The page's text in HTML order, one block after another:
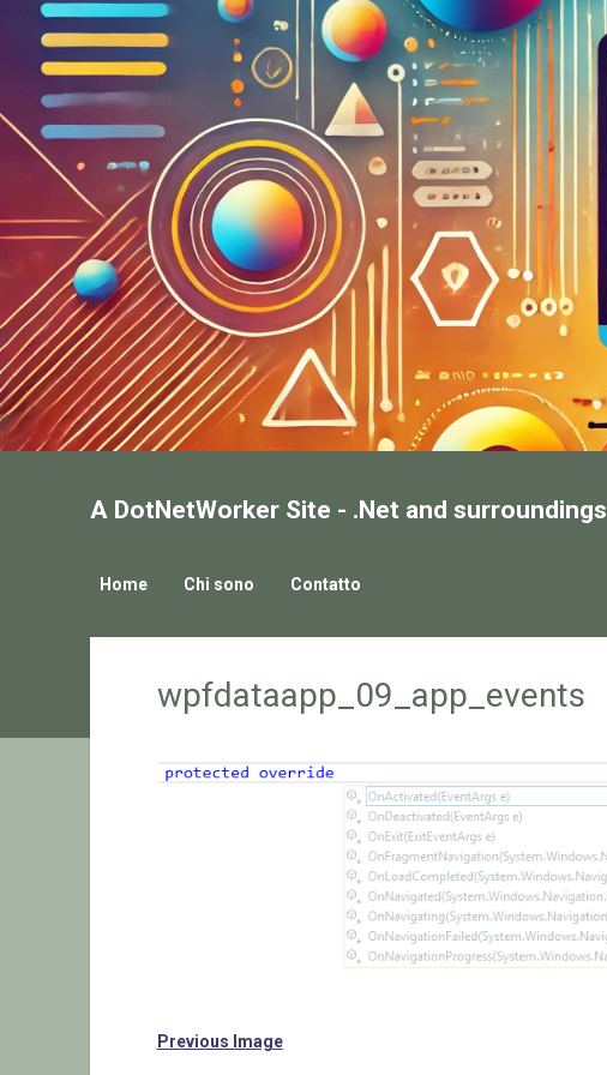
A DotNetWorker Site - .Net and surroundings
Home Chi sono Contatto
wpfdataapp_09_app_events
Previous Image